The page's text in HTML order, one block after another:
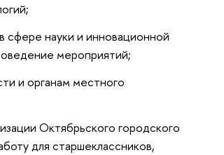
сфере науки и инновационной
мероприятий;
и органам местного
Октябрьского городского
для старшеклассников,